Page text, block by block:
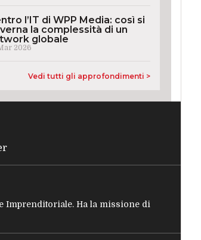
l’IT di WPP Media: così si
la complessità di un
globale
2026
Vedi tutti gli approfondimenti >
Imprenditoriale. Ha la missione di